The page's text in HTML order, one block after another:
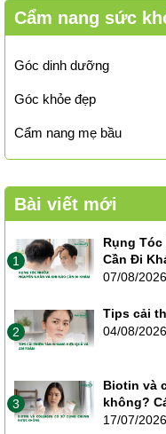
Cẩm nang sức
Góc dinh dưỡng
Góc khỏe đẹp
Cẩm nang mẹ bầu
Bài viết mới
1
Rụng Tóc
Cần Đi
07/08/2026
2
Tips cải
04/08/2026
3
Biotin và
không?
17/07/2026